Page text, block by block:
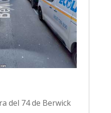
del 74 de Berwick